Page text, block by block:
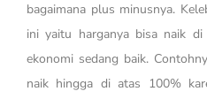
bagaimana plus minusnya.
ini yaitu harganya bisa naik
ekonomi sedang baik.
naik hingga di atas 100%